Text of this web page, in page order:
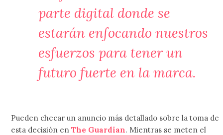
parte digital donde se
estarán enfocando nuestros
esfuerzos para tener un
futuro fuerte en la marca.
Pueden checar un anuncio más detallado sobre la toma de
esta decisión enThe Guardian. Mientras se meten el